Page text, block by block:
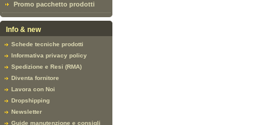
Promo pacchetto prodotti
Info & new
Schede tecniche prodotti
Informativa privacy policy
Spedizione e Resi (RMA)
Diventa fornitore
Lavora con Noi
Dropshipping
Newsletter
Guide manutenzione e consigli